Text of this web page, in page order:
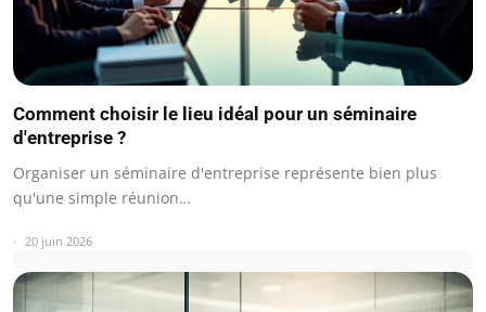
Comment choisir le lieu idéal pour un séminaire
d'entreprise ?
Organiser un séminaire d'entreprise représente bien plus
qu'une simple réunion…
20 juin 2026